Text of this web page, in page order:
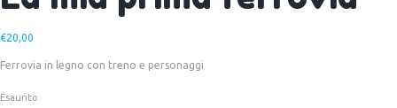
€20,00
Ferrovia in legno con treno e personaggi
Esaurito